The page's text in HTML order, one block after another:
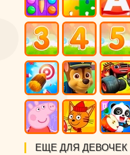
ЕЩЕ ДЛЯ ДЕВОЧЕК